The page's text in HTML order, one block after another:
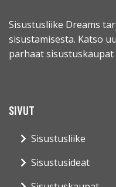
Sisustusliike Dreams
sisustamisesta. Katso
parhaat sisustuskaupat
SIVUT
Sisustusliike
Sisustusideat